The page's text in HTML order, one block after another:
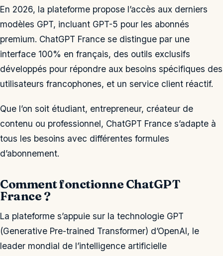
En 2026, la plateforme propose l’accès aux derniers
modèles GPT, incluant GPT-5 pour les abonnés
premium. ChatGPT France se distingue par une
interface 100% en français, des outils exclusifs
développés pour répondre aux besoins spécifiques des
utilisateurs francophones, et un service client réactif.
Que l’on soit étudiant, entrepreneur, créateur de
contenu ou professionnel, ChatGPT France s’adapte à
tous les besoins avec différentes formules
d’abonnement.
Comment fonctionne ChatGPT
France ?
La plateforme s’appuie sur la technologie GPT
(Generative Pre-trained Transformer) d’OpenAI, le
leader mondial de l’intelligence artificielle